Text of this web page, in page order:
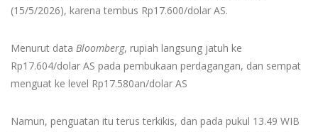
(15/5/2026), karena tembus Rp17.600/dolar AS.
Menurut data Bloomberg, rupiah langsung jatuh ke
Rp17.604/dolar AS pada pembukaan perdagangan, dan sempat
menguat ke level Rp17.580an/dolar AS
Namun, penguatan itu terus terkikis, dan pada pukul 13.49 WIB